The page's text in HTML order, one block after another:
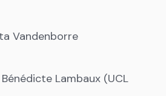
Vandenborre
Lambaux (UCL